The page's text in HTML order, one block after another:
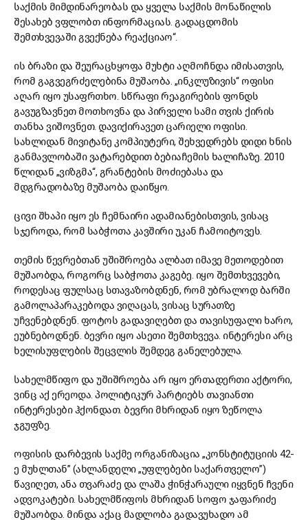
საქმის მიმდინარეობას და ყველა საქმის მონაწილის
შესახებ ვფლობთ ინფორმაციას. გადაცდომის
შემთხვევაში გვექნება რეაქციაო“.
ის ბრაზი და შეურაცხყოფა მუხტი აღმოჩნდა იმისათვის,
რომ გაგვეგრძელებინა მუშაობა. „ინკლუზივის“ ოფისი
აღარ იყო უსაფრთხო. სწრაფი რეაგირების ფონდს
გავუგზავნეთ მოთხოვნა და პირველი სამი თვის ქირის
თანხა ვიშოვნეთ. დავიქირავეთ ცარიელი ოფისი.
სახლიდან მივიტანე კომპიუტერი, შეხვედრებს დიდი ხნის
განმავლობაში ვატარებდით ბებიაჩემის ხალიჩაზე. 2010
წლიდან „ვიზგმა“, გრანტების მოძიებასა და
მდგრადობაზე მუშაობა დაიწყო.
ცივი შხაპი იყო ეს ჩემნაირი ადამიანებისთვის, ვისაც
სჯეროდა, რომ საბჭოთა კავშირი უკან ჩამოიტოვეს.
თემის წევრებთან უშიშროება ალბათ იმავე მეთოდებით
მუშაობდა, როგორც საბჭოთა კაგებე. იყო შემთხვევები,
როდესაც ფულსაც სთავაზობდნენ, რომ უბრალოდ ბარში
გამოლაპარაკებოდა ვიღაცას, ვისაც სურათზე
უჩვენებდნენ. ფოტოს გადავიღებთ და თავისუფალი ხარო,
ეუბნებოდნენ. ბევრი იყო ასეთი შემთხვევა. ინტერესი არც
ხელისუფლების შეცვლის შემდეგ განელებულა.
სახელმწიფო და უშიშროება არ იყო ერთადერთი აქტორი,
ვინც აქ ერეოდა. პოლიტიკურ პარტიებს თავიანთი
ინტერესები ჰქონდათ. ბევრი მხრიდან იყო ზეწოლა
ჯგუფზე.
ოფისის დარბევის საქმე ორგანიზაცია „კონსტიტუციის 42-
ე მუხლთან” (ახლანდელი „უფლებები საქართველო”)
წავიღეთ, ანა თვარაძე და ლაშა ჭინჭარაული იყვნენ ჩვენი
ადვოკატები. სახელმწიფოს მხრიდან სოფო ჯაფარიძე
მუშაობდა. მინდა აქაც მადლობა გადავუხადო ამ